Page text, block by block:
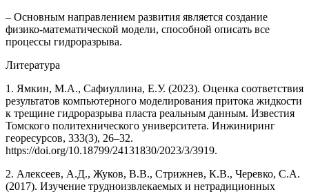
– Основным направлением развития является создание
физико-математической модели, способной описать все
процессы гидроразрыва.
Литература
1. Ямкин, М.А., Сафиуллина, Е.У. (2023). Оценка соответствия
результатов компьютерного моделирования притока жидкости
к трещине гидроразрыва пласта реальным данным. Известия
Томского политехнического университета. Инжиниринг
георесурсов, 333(3), 26–32.
https://doi.org/10.18799/24131830/2023/3/3919.
2. Алексеев, А.Д., Жуков, В.В., Стрижнев, К.В., Черевко, С.А.
(2017). Изучение трудноизвлекаемых и нетрадиционных